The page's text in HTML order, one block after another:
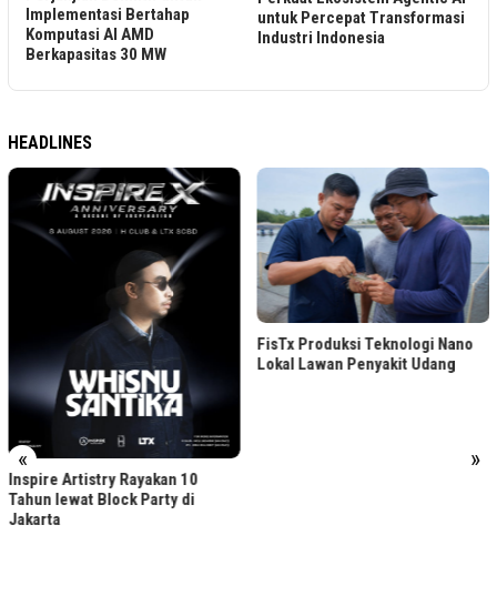
untuk Percepat Transformasi
Industri Indonesia
Miora, Memacu
Hasil Perniagaan
HEADLINES
« »
FisTx Produksi Teknologi Nano
Lokal Lawan Penyakit Udang
5 Kebiasaan Finansial
Dimulai di Usia 20-an